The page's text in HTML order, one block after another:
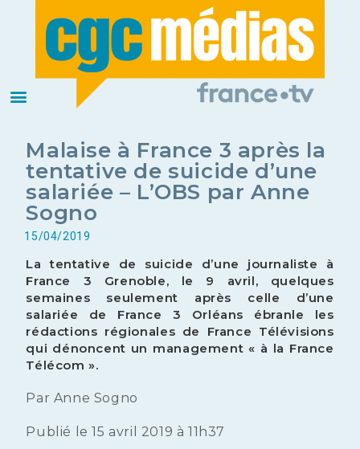
Malaise à France 3 après la
tentative de suicide d’une
salariée – L’OBS par Anne
Sogno
15/04/2019
La tentative de suicide d’une journaliste à
France 3 Grenoble, le 9 avril, quelques
semaines seulement après celle d’une
salariée de France 3 Orléans ébranle les
rédactions régionales de France Télévisions
qui dénoncent un management « à la France
Télécom ».
Par Anne Sogno
Publié le 15 avril 2019 à 11h37